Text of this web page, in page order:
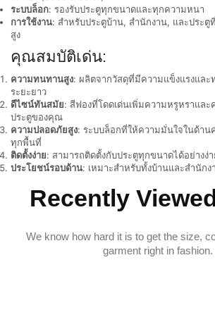
ระบบล็อก: รองรับประตูทุกขนาดและทุกความหนา
การใช้งาน: สำหรับประตูบ้าน, สำนักงาน, และประตู
สูง
คุณสมบัติเด่น:
ความทนทานสูง: ผลิตจากวัสดุที่มีความแข็งแรงแล
ระยะยาว
ดีไซน์ทันสมัย: สีฟองที่โดดเด่นเพิ่มความหรูหราและ
ประตูของคุณ
ความปลอดภัยสูง: ระบบล็อกที่ให้ความมั่นใจในด้า
ทุกพื้นที่
ติดตั้งง่าย: สามารถติดตั้งกับประตูทุกขนาดได้อย่างง่
ประโยชน์รอบด้าน: เหมาะสำหรับทั้งบ้านและสำนักง
Recently
We know how hard it is to get the size,
garment right in fashion.